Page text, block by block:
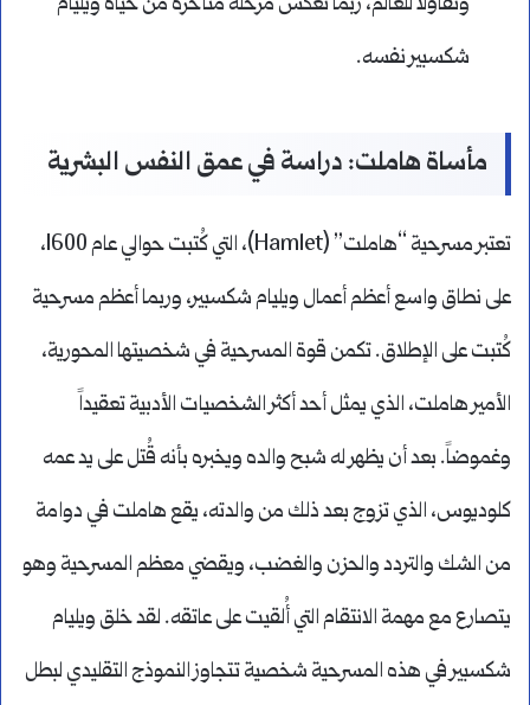
شكسبير نفسه.
مأساة هاملت: دراسة في عمق النفس البشرية
تعتبر مسرحية “هاملت” (Hamlet)، التي كُتبت حوالي عام 1600،
على نطاق واسع أعظم أعمال ويليام شكسبير، وربما أعظم مسرحية
كُتبت على الإطلاق. تكمن قوة المسرحية في شخصيتها المحورية،
الأمير هاملت، الذي يمثل أحد أكثر الشخصيات الأدبية تعقيداً
وغموضاً. بعد أن يظهر له شبح والده ويخبره بأنه قُتل على يد عمه
كلوديوس، الذي تزوج بعد ذلك من والدته، يقع هاملت في دوامة
من الشك والتردد والحزن والغضب، ويقضي معظم المسرحية وهو
يتصارع مع مهمة الانتقام التي أُلقيت على عاتقه. لقد خلق ويليام
شكسبير في هذه المسرحية شخصية تتجاوز النموذج التقليدي لبطل